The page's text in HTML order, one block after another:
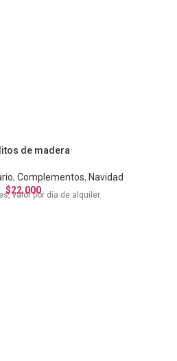
de madera
, Complementos, Navidad
$22.000
valor por día de alquiler.